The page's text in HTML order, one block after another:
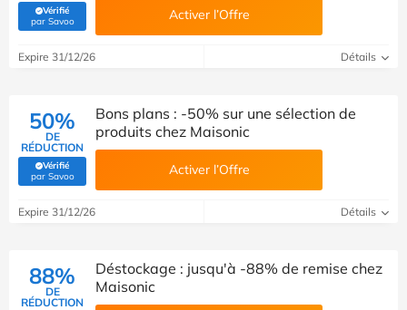
Vérifié
par Savoo(Vérifié par Savoo) Activer l’Offre
Expire 31/12/26 Détails
50%
DE
RÉDUCTION
Vérifié
par Savoo(Vérifié par Savoo)
Bons plans : -50% sur une sélection de
produits chez Maisonic
Activer l’Offre
Expire 31/12/26 Détails
88%
DE
RÉDUCTION
Déstockage : jusqu'à -88% de remise chez
Maisonic